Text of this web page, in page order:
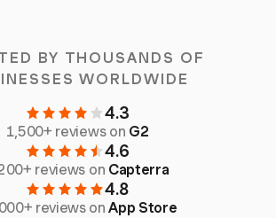
BY THOUSANDS OF
WORLDWIDE
4.3
1,500+ reviews on G2
4.6
reviews on Capterra
4.8
reviews onApp Store